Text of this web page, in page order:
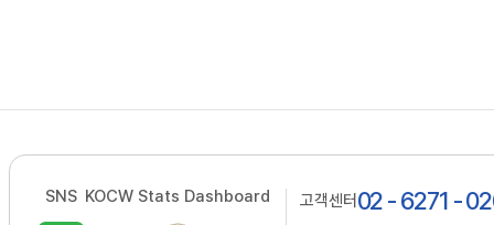
SNS KOCW Stats Dashboard 고객센터 02 - 6271 -